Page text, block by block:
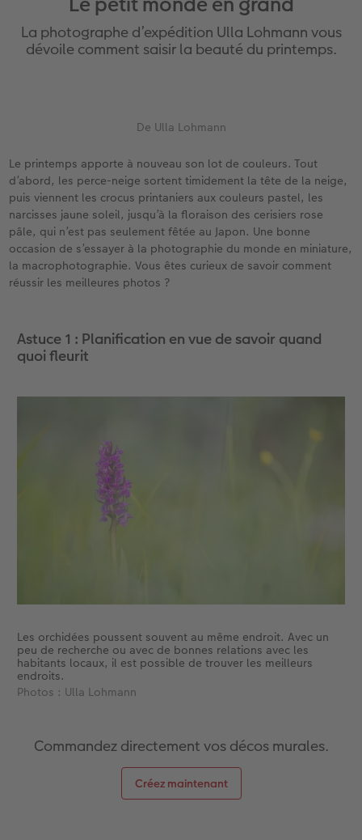
Étui personnalisé
Pochette souvenirs
Couverture en cuir et en lin
Premières étapes
Possibilités de commande
Exemples
Témoignages clients
Accessoires
Tirages photo sur papier recyclé
Poster premium
Autocollants photo
Tirages immédiats
Photo d’identité biométrique
Accessoires
CEWE myPhotos
Affiche carte personnalisée
Pêle-mêle
Photo sous plexi
Photo sur alu-dibond
Photo sur bois
Tableau photo Prestige
Photo sur carton mousse
CEWE myPhotos
Autres occasions
Cartes à rabat
Cartes postales
Carte à l’unité
CEWE myPhotos
Jeux
École et bureau
Faber-Castell
Tirages créatifs
Boîte cadeau photo
Idées de cadeaux
Carte cadeau CEWE
Nouveautés
Coques en silicone
Coques en polycarbonate
Coques en bois
Coques avec cordon
Avec design
CEWE myPhotos
Calendriers muraux avec design
Calendrier mural A4
Calendrier mural A3
Calendrier de bureau carré
CEWE myPhotos
Accessoires
pour l’anniversaire
Cadeaux de fête des mères
Cadeaux photo pour Pâques
pour les jeunes mariés
pour l’EVJF
Mariage
Livre de l’année
Témoignages
Magazine CEWE
La photographe d’expédition Ulla Lohmann vous
dévoile comment saisir la beauté du printemps.
De Ulla Lohmann
Le printemps apporte à nouveau son lot de couleurs. Tout
d’abord, les perce-neige sortent timidement la tête de la neige,
puis viennent les crocus printaniers aux couleurs pastel, les
narcisses jaune soleil, jusqu’à la floraison des cerisiers rose
pâle, qui n’est pas seulement fêtée au Japon. Une bonne
occasion de s’essayer à la photographie du monde en miniature,
la macrophotographie. Vous êtes curieux de savoir comment
réussir les meilleures photos ?
Astuce 1 : Planification en vue de savoir quand
quoi fleurit
Les orchidées poussent souvent au même endroit. Avec un
peu de recherche ou avec de bonnes relations avec les
habitants locaux, il est possible de trouver les meilleurs
endroits.
Photos : Ulla Lohmann
Commandez directement vos décos murales.
Créez maintenant